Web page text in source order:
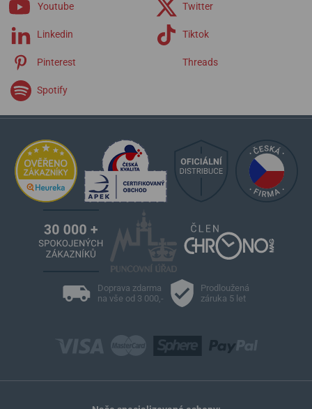
Youtube Twitter
Linkedin Tiktok
Pinterest Threads
Spotify
Doprava zdarma
na vše od 3 000,-
Prodloužená
záruka 5 let